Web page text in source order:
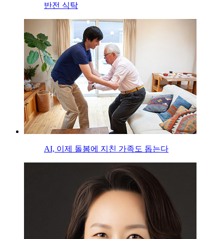
반전 식탁
AI, 이제 돌봄에 지친 가족도 돕는다